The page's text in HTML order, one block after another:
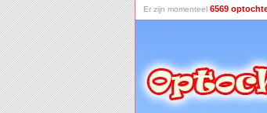
Er zijn momenteel 6569